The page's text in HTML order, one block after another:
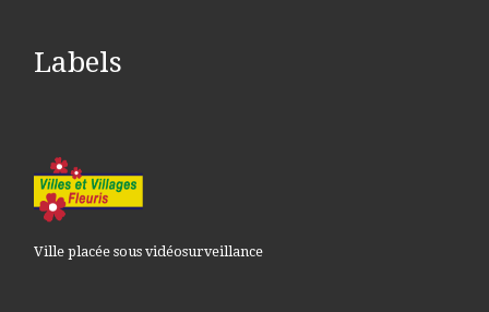
Labels
Ville placée sous vidéosurveillance